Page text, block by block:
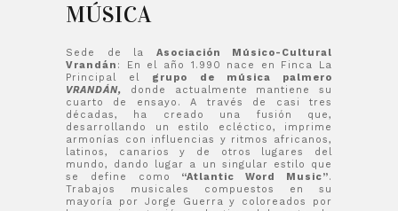
MÚSICA
Sede de la Asociación Músico-Cultural
Vrandán : En el año 1.990 nace en Finca La
Principal el grupo de música palmero
VRANDÁN, donde actualmente mantiene su
cuarto de ensayo. A través de casi tres
décadas, ha creado una fusión que,
desarrollando un estilo ecléctico, imprime
armonías con influencias y ritmos africanos,
latinos, canarios y de otros lugares del
mundo, dando lugar a un singular estilo que
se define como “Atlantic Word Music”.
Trabajos musicales compuestos en su
mayoría por Jorge Guerra y coloreados por